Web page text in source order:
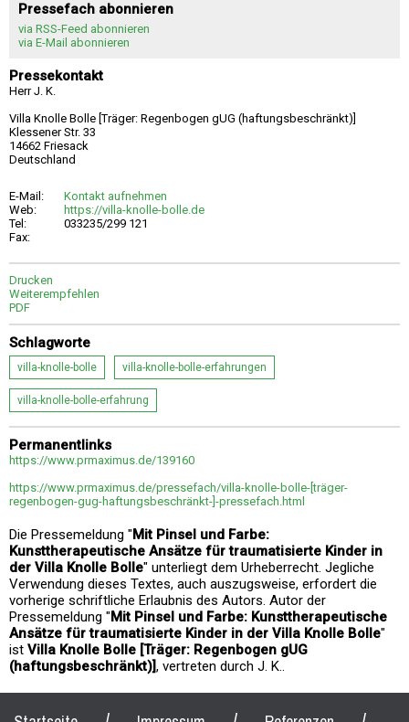
Pressefach abonnieren
via RSS-Feed abonnieren
via E-Mail abonnieren
Pressekontakt
Herr J. K.
Villa Knolle Bolle [Träger: Regenbogen gUG (haftungsbeschränkt)]
Klessener Str. 33
14662 Friesack
Deutschland
E-Mail:
Kontakt aufnehmen
Web:
https://villa-knolle-bolle.de
Tel:
033235/299 121
Fax:
Drucken
Weiterempfehlen
PDF
Schlagworte
villa-knolle-bolle villa-knolle-bolle-erfahrungen
villa-knolle-bolle-erfahrung
Permanentlinks
https://www.prmaximus.de/139160
https://www.prmaximus.de/pressefach/villa-knolle-bolle-[träger-
regenbogen-gug-haftungsbeschränkt-]-pressefach.html
Die Pressemeldung "Mit Pinsel und Farbe:
Kunsttherapeutische Ansätze für traumatisierte Kinder in
der Villa Knolle Bolle" unterliegt dem Urheberrecht. Jegliche
Verwendung dieses Textes, auch auszugsweise, erfordert die
vorherige schriftliche Erlaubnis des Autors. Autor der
Pressemeldung "Mit Pinsel und Farbe: Kunsttherapeutische
Ansätze für traumatisierte Kinder in der Villa Knolle Bolle"
ist Villa Knolle Bolle [Träger: Regenbogen gUG
(haftungsbeschränkt)], vertreten durch J. K..